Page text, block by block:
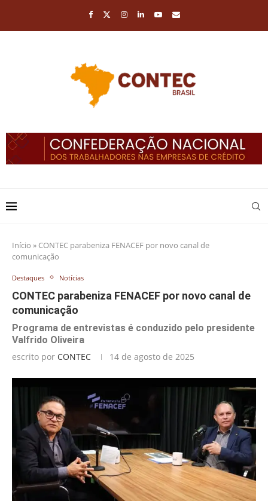
Início » CONTEC parabeniza FENACEF por novo canal de
comunicação
Destaques Notícias
CONTEC parabeniza FENACEF por novo canal de
comunicação
Programa de entrevistas é conduzido pelo presidente
Valfrido Oliveira
escrito por CONTEC 14 de agosto de 2025